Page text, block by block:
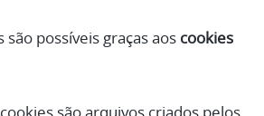
são possíveis graças aos cookies
são arquivos criados pelos